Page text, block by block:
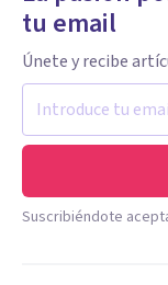
tu email
Únete y recibe
Suscribiéndote